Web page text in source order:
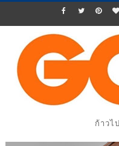
ก้าวไ